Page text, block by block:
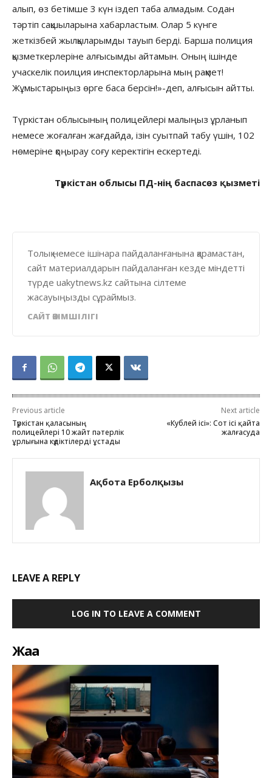
алып, өз бетімше 3 күн іздеп таба алмадым. Содан
тәртіп сақшыларына хабарластым. Олар 5 күнге
жеткізбей жылқыларымды тауып берді. Барша полиция
қызметкерлеріне алғысымды айтамын. Оның ішінде
учаскелік поилция инспекторларына мың рақмет!
Жұмыстарыңыз өрге баса берсін!»-деп, алғысын айтты.
Түркістан облысының полицейлері малыңыз ұрланып
немесе жоғалған жағдайда, ізін суытпай табу үшін, 102
нөмеріне қоңырау соғу керектігін ескертеді.
Түркістан облысы ПД-нің баспасөз қызметі
Толық немесе ішінара пайдаланғанына қарамастан,
сайт материалдарын пайдаланған кезде міндетті
түрде uakytnews.kz сайтына сілтеме
жасауыңызды сұраймыз.
САЙТ ӘКІМШІЛІГІ
Previous article
Түркістан қаласының
полицейлері 10 жайт пәтерлік
ұрлығына күдіктілерді ұстады
Next article
«Кублей ісі»: Сот ісі қайта
жалғасуда
Ақбота Ерболқызы
LEAVE A REPLY
LOG IN TO LEAVE A COMMENT
Жаңа